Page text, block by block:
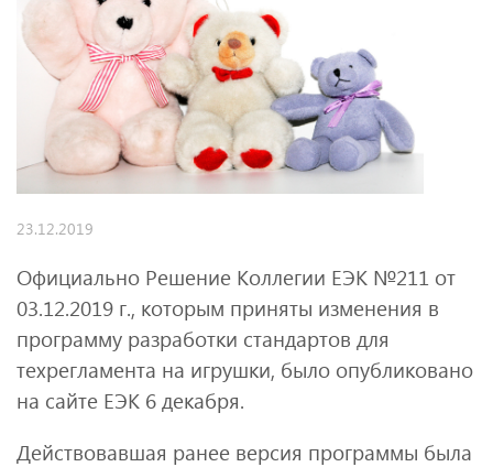
23.12.2019
Официально Решение Коллегии ЕЭК №211 от
03.12.2019 г., которым приняты изменения в
программу разработки стандартов для
техрегламента на игрушки, было опубликовано
на сайте ЕЭК 6 декабря.
Действовавшая ранее версия программы была